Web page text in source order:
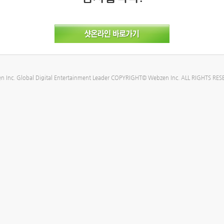
Inc. Global Digital Entertainment Leader COPYRIGHT© Webzen Inc. ALL RIGHTS